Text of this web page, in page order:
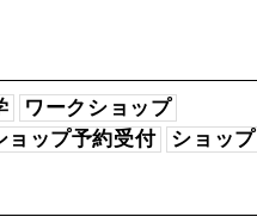
ワークショップ
ョップ予約受付
ショップ